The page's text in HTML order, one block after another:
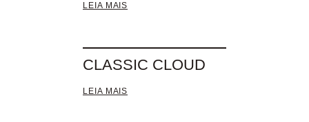
LEIA MAIS
CLASSIC CLOUD
LEIA MAIS